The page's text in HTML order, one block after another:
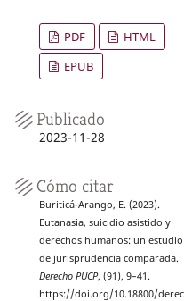
PDF
HTML
EPUB
Publicado
2023-11-28
Cómo citar
Buriticá-Arango, E. (2023).
Eutanasia, suicidio asistido y
derechos humanos: un estudio
de jurisprudencia comparada.
Derecho PUCP, (91), 9–41.
https://doi.org/10.18800/derec